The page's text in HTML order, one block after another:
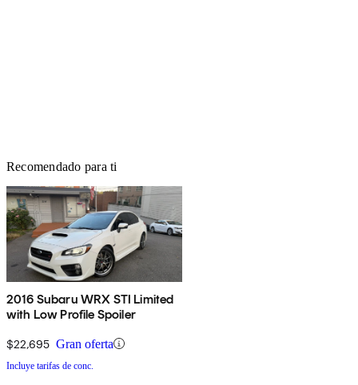
Recomendado para ti
2016 Subaru WRX STI Limited
with Low Profile Spoiler
$22,695 Gran oferta
Incluye tarifas de conc.